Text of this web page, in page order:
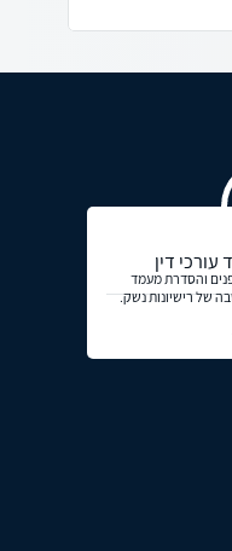
דין
והסדרת מעמד
של רישיונות נשק.